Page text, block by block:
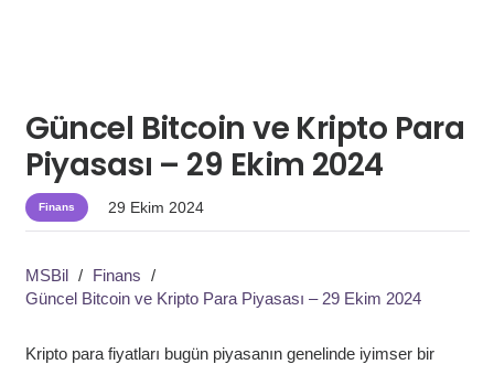
Güncel Bitcoin ve Kripto Para
Piyasası – 29 Ekim 2024
Finans 29 Ekim 2024
MSBil / Finans /
Güncel Bitcoin ve Kripto Para Piyasası – 29 Ekim 2024
Kripto para fiyatları bugün piyasanın genelinde iyimser bir